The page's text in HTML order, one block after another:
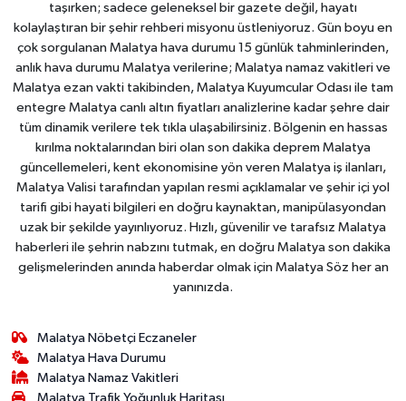
taşırken; sadece geleneksel bir gazete değil, hayatı
kolaylaştıran bir şehir rehberi misyonu üstleniyoruz. Gün boyu en
çok sorgulanan Malatya hava durumu 15 günlük tahminlerinden,
anlık hava durumu Malatya verilerine; Malatya namaz vakitleri ve
Malatya ezan vakti takibinden, Malatya Kuyumcular Odası ile tam
entegre Malatya canlı altın fiyatları analizlerine kadar şehre dair
tüm dinamik verilere tek tıkla ulaşabilirsiniz. Bölgenin en hassas
kırılma noktalarından biri olan son dakika deprem Malatya
güncellemeleri, kent ekonomisine yön veren Malatya iş ilanları,
Malatya Valisi tarafından yapılan resmi açıklamalar ve şehir içi yol
tarifi gibi hayati bilgileri en doğru kaynaktan, manipülasyondan
uzak bir şekilde yayınlıyoruz. Hızlı, güvenilir ve tarafsız Malatya
haberleri ile şehrin nabzını tutmak, en doğru Malatya son dakika
gelişmelerinden anında haberdar olmak için Malatya Söz her an
yanınızda.
Malatya Nöbetçi Eczaneler
Malatya Hava Durumu
Malatya Namaz Vakitleri
Malatya Trafik Yoğunluk Haritası